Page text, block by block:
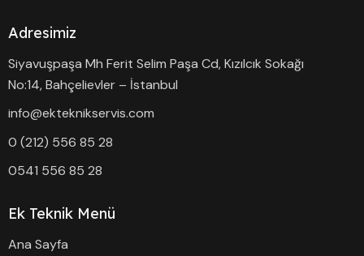
Adresimiz
Siyavuşpaşa Mh Ferit Selim Paşa Cd, Kızılcık Sokağı
No:14, Bahçelievler – İstanbul
info@ekteknikservis.com
0 (212) 556 85 28
0541 556 85 28
Ek Teknik Menü
Ana Sayfa